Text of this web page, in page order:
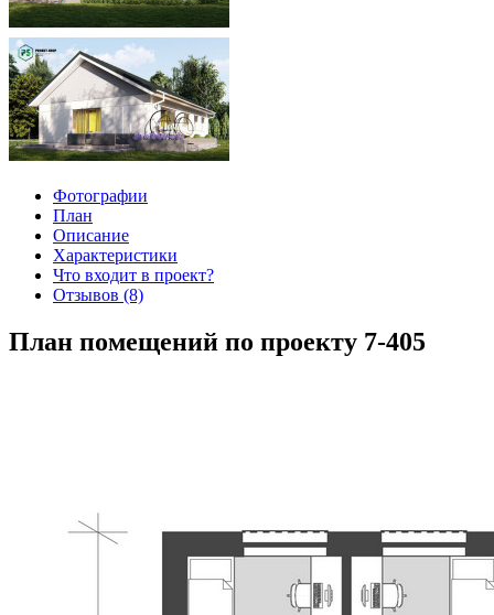
Фотографии
План
Описание
Характеристики
Что входит в проект?
Отзывов (8)
План помещений по проекту 7-405